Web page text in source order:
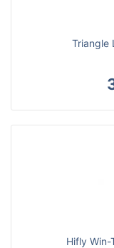
Triangle
Hifly Win-